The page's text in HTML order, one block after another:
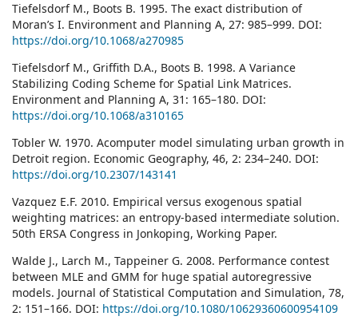
Tiefelsdorf M., Boots B. 1995. The exact distribution of
Moran’s I. Environment and Planning A, 27: 985–999. DOI:
https://doi.org/10.1068/a270985
Tiefelsdorf M., Griffith D.A., Boots B. 1998. A Variance
Stabilizing Coding Scheme for Spatial Link Matrices.
Environment and Planning A, 31: 165–180. DOI:
https://doi.org/10.1068/a310165
Tobler W. 1970. Acomputer model simulating urban growth in
Detroit region. Economic Geography, 46, 2: 234–240. DOI:
https://doi.org/10.2307/143141
Vazquez E.F. 2010. Empirical versus exogenous spatial
weighting matrices: an entropy-based intermediate solution.
50th ERSA Congress in Jonkoping, Working Paper.
Walde J., Larch M., Tappeiner G. 2008. Performance contest
between MLE and GMM for huge spatial autoregressive
models. Journal of Statistical Computation and Simulation, 78,
2: 151–166. DOI: https://doi.org/10.1080/10629360600954109